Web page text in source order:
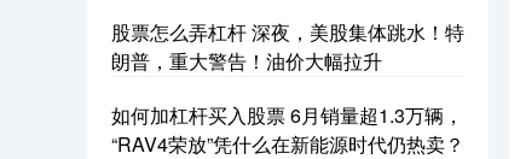
股票怎么弄杠杆 深夜，美股集体跳水！特
朗普，重大警告！油价大幅拉升
如何加杠杆买入股票 6月销量超1.3万辆，
“RAV4荣放”凭什么在新能源时代仍热卖？